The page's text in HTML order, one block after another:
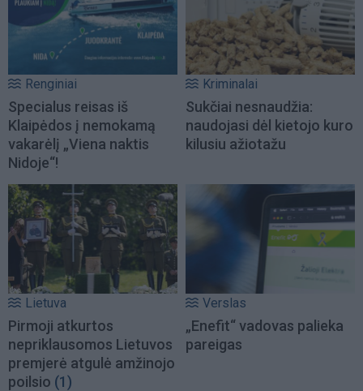
Renginiai
Specialus reisas iš
Klaipėdos į nemokamą
vakarėlį „Viena naktis
Nidoje“!
Kriminalai
Sukčiai nesnaudžia:
naudojasi dėl kietojo kuro
kilusiu ažiotažu
Lietuva
Pirmoji atkurtos
nepriklausomos Lietuvos
premjerė atgulė amžinojo
poilsio (1)
Verslas
„Enefit“ vadovas palieka
pareigas